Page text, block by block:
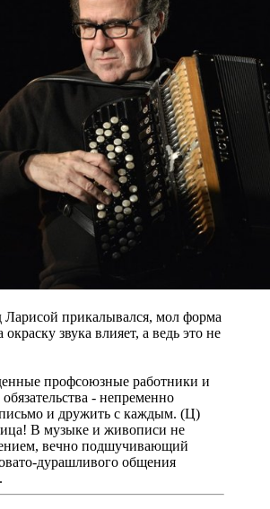
Ларисой прикалывался, мол форма
звука влияет, а ведь это не
профсоюзные работники и
- непременно
и дружить с каждым. (Ц)
В музыке и живописи не
вечно подшучивающий
дурашливого общения